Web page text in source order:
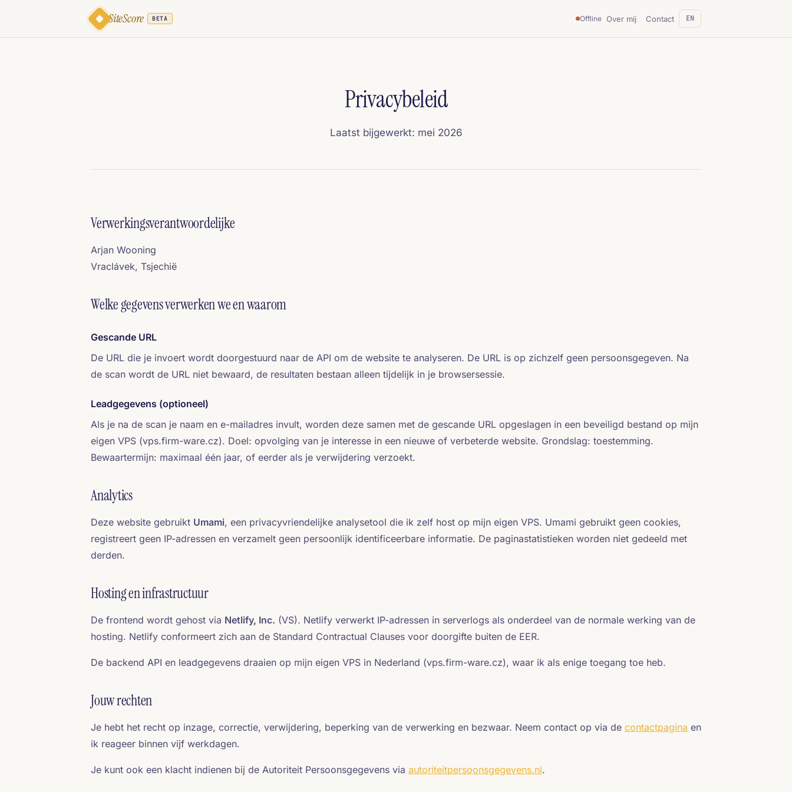
SiteScore BETA Offline Over mij Contact EN
Privacybeleid
Laatst bijgewerkt: mei 2026
Verwerkingsverantwoordelijke
Arjan Wooning
Vraclávek, Tsjechië
Welke gegevens verwerken we en waarom
Gescande URL
De URL die je invoert wordt doorgestuurd naar de API om de website te analyseren. De URL is op zichzelf geen persoonsgegeven. Na
de scan wordt de URL niet bewaard, de resultaten bestaan alleen tijdelijk in je browsersessie.
Leadgegevens (optioneel)
Als je na de scan je naam en e-mailadres invult, worden deze samen met de gescande URL opgeslagen in een beveiligd bestand op mijn
eigen VPS (vps.firm-ware.cz). Doel: opvolging van je interesse in een nieuwe of verbeterde website. Grondslag: toestemming.
Bewaartermijn: maximaal één jaar, of eerder als je verwijdering verzoekt.
Analytics
Deze website gebruikt Umami, een privacyvriendelijke analysetool die ik zelf host op mijn eigen VPS. Umami gebruikt geen cookies,
registreert geen IP-adressen en verzamelt geen persoonlijk identificeerbare informatie. De paginastatistieken worden niet gedeeld met
derden.
Hosting en infrastructuur
De frontend wordt gehost via Netlify, Inc. (VS). Netlify verwerkt IP-adressen in serverlogs als onderdeel van de normale werking van de
hosting. Netlify conformeert zich aan de Standard Contractual Clauses voor doorgifte buiten de EER.
De backend API en leadgegevens draaien op mijn eigen VPS in Nederland (vps.firm-ware.cz), waar ik als enige toegang toe heb.
Jouw rechten
Je hebt het recht op inzage, correctie, verwijdering, beperking van de verwerking en bezwaar. Neem contact op via de contactpagina en
ik reageer binnen vijf werkdagen.
Je kunt ook een klacht indienen bij de Autoriteit Persoonsgegevens via autoriteitpersoonsgegevens.nl.